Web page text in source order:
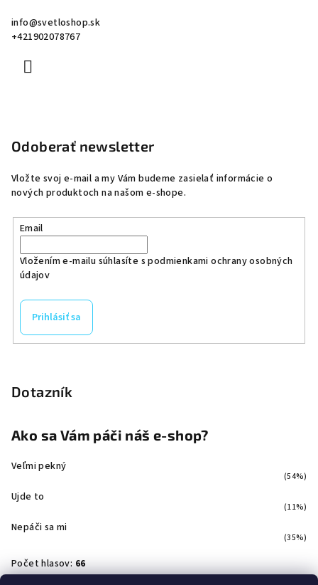
info@svetloshop.sk
+421902078767
Odoberať newsletter
Vložte svoj e-mail a my Vám budeme zasielať informácie o
nových produktoch na našom e-shope.
Email
Vložením e-mailu súhlasíte spodmienkami ochrany osobných
údajov
Prihlásiť sa
Dotazník
Ako sa Vám páči náš e-shop?
Veľmi pekný
(54%)
Ujde to
(11%)
Nepáči sa mi
(35%)
Počet hlasov: 66